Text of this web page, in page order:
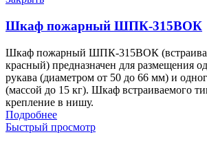
Шкаф пожарный ШПК-315ВОК
Шкаф пожарный ШПК-315ВОК
красный) предназначен для размещения
рукава (диаметром от 50 до 66 мм) и
(массой до 15 кг). Шкаф встраиваемого
крепление в нишу.
Подробнее
Быстрый просмотр